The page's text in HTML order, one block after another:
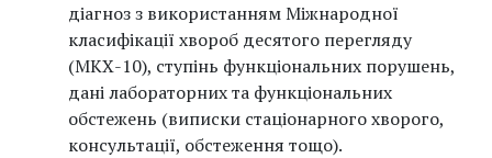
діагноз з використанням Міжнародної
класифікації хвороб десятого перегляду
(МКХ-10), ступінь функціональних порушень,
дані лабораторних та функціональних
обстежень (виписки стаціонарного хворого,
консультації, обстеження тощо).